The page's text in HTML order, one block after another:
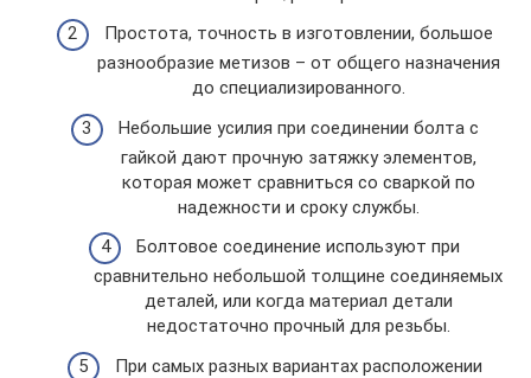
Простота, точность в изготовлении, большое
разнообразие метизов – от общего назначения
до специализированного.
Небольшие усилия при соединении болта с
гайкой дают прочную затяжку элементов,
которая может сравниться со сваркой по
надежности и сроку службы.
Болтовое соединение используют при
сравнительно небольшой толщине соединяемых
деталей, или когда материал детали
недостаточно прочный для резьбы.
При самых разных вариантах расположении